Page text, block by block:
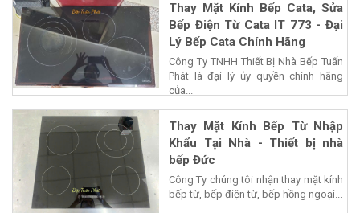
Thay Mặt Kính Bếp Cata, Sửa
Bếp Điện Từ Cata IT 773 - Đại
Lý Bếp Cata Chính Hãng
Công Ty TNHH Thiết Bị Nhà Bếp Tuấn
Phát là đại lý ủy quyền chính hãng
của...
Thay Mặt Kính Bếp Từ Nhập
Khẩu Tại Nhà - Thiết bị nhà
bếp Đức
Công Ty chúng tôi nhận thay mặt kính
bếp từ, bếp điện từ, bếp hồng ngoại...